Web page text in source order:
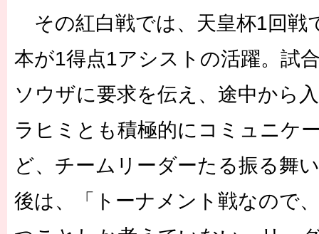
その紅白戦では、天皇杯1回戦
本が1得点1アシストの活躍。試
ソウザに要求を伝え、途中から
ラヒミとも積極的にコミュニケ
ど、チームリーダーたる振る舞
後は、「トーナメント戦なので